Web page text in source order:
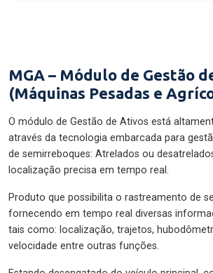
MGA – Módulo de Gestão
(Máquinas Pesadas e
O módulo de Gestão de Ativos está
através da tecnologia embarcada para
de semirreboques: Atrelados ou
localização precisa em tempo real.
Produto que possibilita o rastreamento de
fornecendo em tempo real diversas
tais como: localização, trajetos,
velocidade entre outras funções.